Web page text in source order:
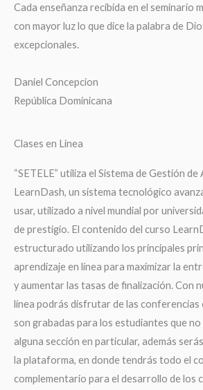
Cada enseñanza recibida en el seminario
con mayor luz lo que dice la palabra de
excepcionales.
Daniel Concepcion
República Dominicana
Clases en Linea
“SETELE” utiliza el Sistema de Gestión de
LearnDash, un sistema tecnológico
usar, utilizado a nivel mundial por
de prestigio. El contenido del curso
estructurado utilizando los principales
aprendizaje en línea para maximizar la
y aumentar las tasas de finalización. Con
línea podrás disfrutar de las conferencias
son grabadas para los estudiantes que
alguna sección en particular, además
la plataforma, en donde tendrás todo el
complementario para el desarrollo de los